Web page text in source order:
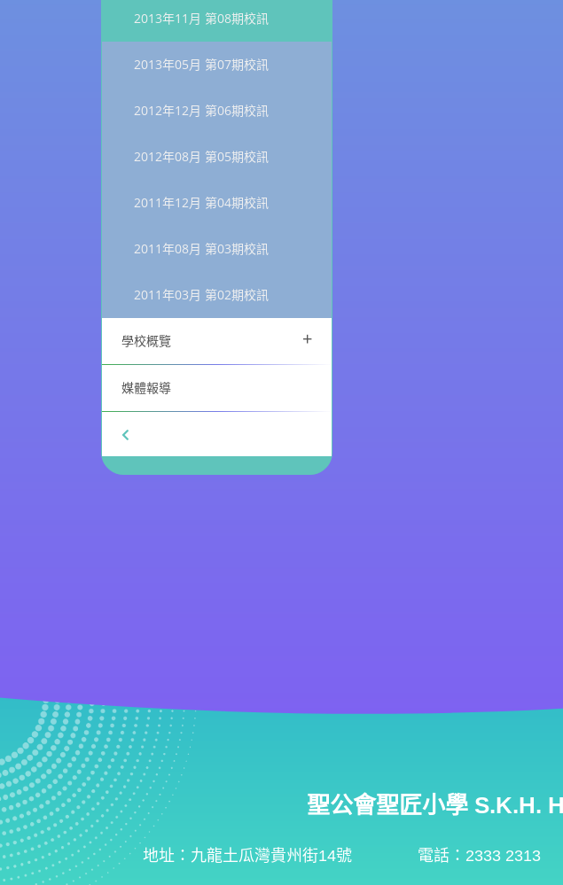
2013年11月 第08期校訊
2013年05月 第07期校訊
2012年12月 第06期校訊
2012年08月 第05期校訊
2011年12月 第04期校訊
2011年08月 第03期校訊
2011年03月 第02期校訊
學校概覽 +
媒體報導
聖公會聖匠小學 S.K.H.
地址：九龍土瓜灣貴州街14號 電話：2333 2313